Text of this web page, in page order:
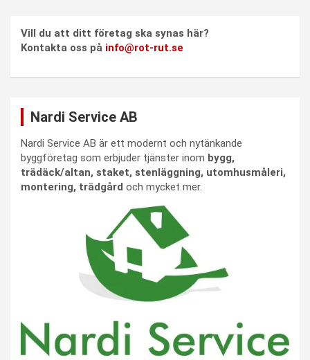
Vill du att ditt företag ska synas här?
Kontakta oss på info@rot-rut.se
Nardi Service AB
Nardi Service AB är ett modernt och nytänkande
byggföretag som erbjuder tjänster inom bygg,
trädäck/altan, staket, stenläggning, utomhusmåleri,
montering, trädgård och mycket mer.